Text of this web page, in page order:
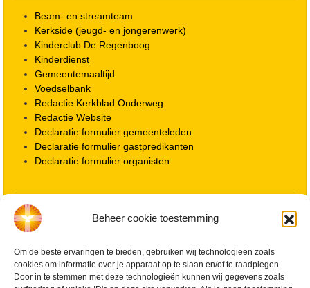
Beheer cookie toestemming
Om de beste ervaringen te bieden, gebruiken wij technologieën zoals
cookies om informatie over je apparaat op te slaan en/of te raadplegen.
Door in te stemmen met deze technologieën kunnen wij gegevens zoals
Beam- en streamteam
Kerkside (jeugd- en jongerenwerk)
Kinderclub De Regenboog
Kinderdienst
Gemeentemaaltijd
Voedselbank
Redactie Kerkblad Onderweg
Redactie Website
Declaratie formulier gemeenteleden
Declaratie formulier gastpredikanten
Declaratie formulier organisten
Locatie kerk
ANBI informatie PGWD
Vrienden van de Grote Kerk
Info Kerkelijke gebouwen / koster
Redactiestatuut voor kerkblad en website